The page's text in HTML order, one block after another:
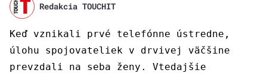
Redakcia TOUCHIT
Keď vznikali prvé telefónne ústredne,
úlohu spojovateliek v drvivej väčšine
prevzdali na seba ženy. Vtedajšie